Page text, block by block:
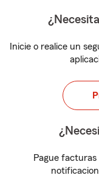
Inicie o realice un
Pague